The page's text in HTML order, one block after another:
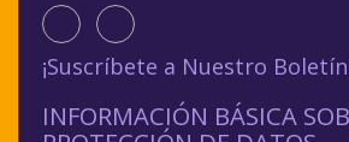
¡Suscríbete a Nuestro
INFORMACIÓN BÁSICA